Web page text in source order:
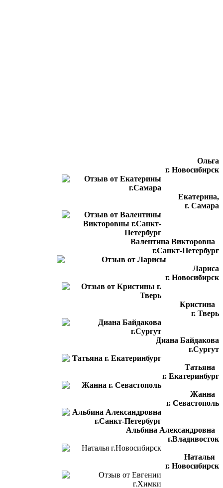
Ольга
г. Новосибирск
Екатерина,
г. Самара
Валентина Викторовна
г.Санкт-Петербург
Лариса
г. Новосибирск
Кристина
г. Тверь
Диана Байдакова
г.Сургут
Татьяна
г. Екатеринбург
Жанна
г. Севастополь
Альбина Александровна
г.Владивосток
Наталья
г. Новосибирск